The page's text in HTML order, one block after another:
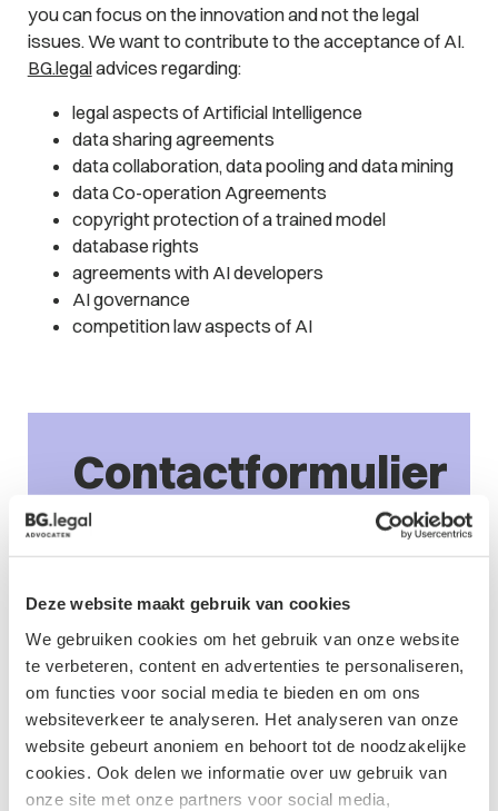
Deze website maakt gebruik van cookies
We gebruiken cookies om het gebruik van onze website
te verbeteren, content en advertenties te personaliseren,
om functies voor social media te bieden en om ons
websiteverkeer te analyseren. Het analyseren van onze
website gebeurt anoniem en behoort tot de noodzakelijke
cookies. Ook delen we informatie over uw gebruik van
onze site met onze partners voor social media,
you can focus on the innovation and not the legal
issues. We want to contribute to the acceptance of AI.
BG.legaladvices regarding:
legal aspects of Artificial Intelligence
data sharing agreements
data collaboration, data pooling and data mining
data Co-operation Agreements
copyright protection of a trained model
database rights
agreements with AI developers
AI governance
competition law aspects of AI
Contactformulier